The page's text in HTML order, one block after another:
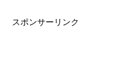
スポンサーリンク